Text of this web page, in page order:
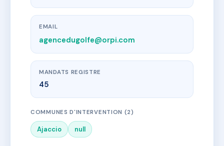
EMAIL
agencedugolfe@orpi.com
MANDATS REGISTRE
45
COMMUNES D'INTERVENTION (2)
Ajaccio null